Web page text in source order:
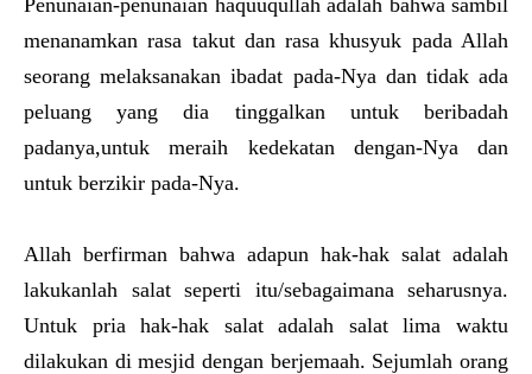
Penunaian-penunaian haquuqullah adalah bahwa sambil
menanamkan rasa takut dan rasa khusyuk pada Allah
seorang melaksanakan ibadat pada-Nya dan tidak ada
peluang yang dia tinggalkan untuk beribadah
padanya,untuk meraih kedekatan dengan-Nya dan
untuk berzikir pada-Nya.
Allah berfirman bahwa adapun hak-hak salat adalah
lakukanlah salat seperti itu/sebagaimana seharusnya.
Untuk pria hak-hak salat adalah salat lima waktu
dilakukan di mesjid dengan berjemaah. Sejumlah orang